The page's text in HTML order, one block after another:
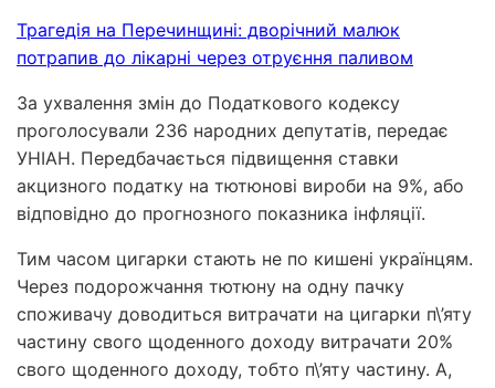
Трагедія на Перечинщині: дворічний малюк
потрапив до лікарні через отруєння паливом
За ухвалення змін до Податкового кодексу
проголосували 236 народних депутатів, передає
УНІАН. Передбачається підвищення ставки
акцизного податку на тютюнові вироби на 9%, або
відповідно до прогнозного показника інфляції.
Тим часом цигарки стають не по кишені українцям.
Через подорожчання тютюну на одну пачку
споживачу доводиться витрачати на цигарки п\’яту
частину свого щоденного доходу витрачати 20%
свого щоденного доходу, тобто п\’яту частину. А,